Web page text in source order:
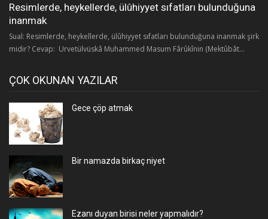
Resimlerde, heykellerde, ülûhiyyet sıfatları bulunduğuna
inanmak
Sual: Resimlerde, heykellerde, ülûhiyyet sıfatları bulunduğuna inanmak şirk
midir? Cevap: Urvetülvüskâ Muhammed Masum Fârûkînin (Mektûbât...
ÇOK OKUNAN YAZILAR
Gece çöp atmak
Bir namazda birkaç niyet
Ezanı duyan birisi neler yapmalıdır?